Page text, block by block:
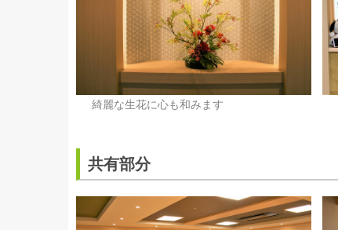
綺麗な生花に心も和みます
共有部分